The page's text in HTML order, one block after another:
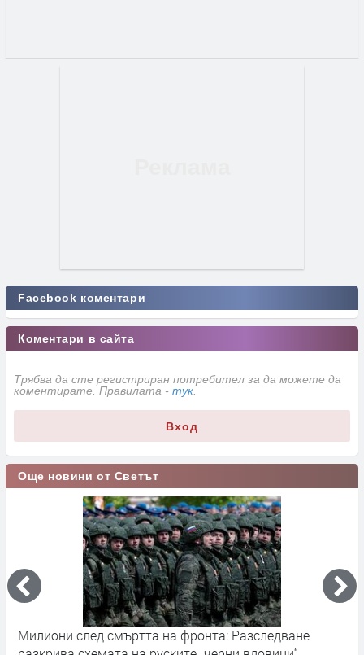
Facebook коментари
Коментари в сайта
Трябва да сте регистриран потребител за да можете да
коментирате. Правилата - тук
Вход
Още новини от Светът
Милиони след смъртта на фронта: Разследване